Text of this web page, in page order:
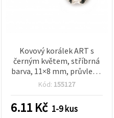
Kovový korálek ART s
černým květem, stříbrná
barva, 11×8 mm, průvlek 5
mm
Kód: 155127
6.11 Kč 1-9 kus